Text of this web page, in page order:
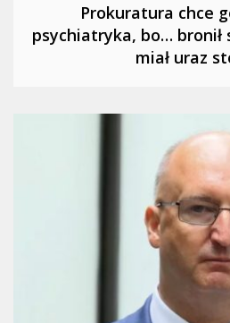
Prokuratura chce
psychiatryka, bo… bronił
miał uraz